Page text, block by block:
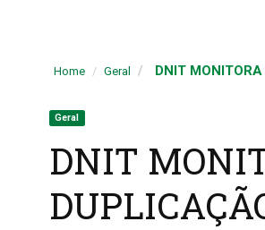
Home Geral DNIT
Geral
DNIT